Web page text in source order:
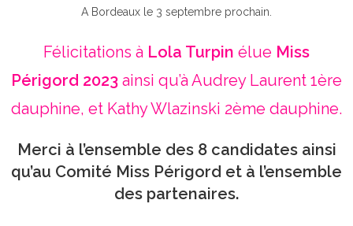
A Bordeaux le 3 septembre prochain.
Félicitations à Lola Turpin élue Miss
Périgord 2023 ainsi qu’à Audrey Laurent 1ère
dauphine, et Kathy Wlazinski 2ème dauphine.
Merci à l’ensemble des 8 candidates ainsi
qu’au Comité Miss Périgord et à l’ensemble
des partenaires.